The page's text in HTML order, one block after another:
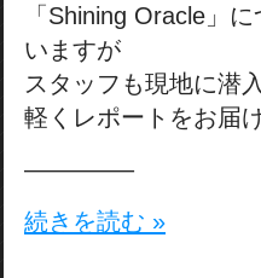
「Shining Oracle」
いますが
スタッフも現地に潜
軽くレポートをお届
————–
続きを読む »